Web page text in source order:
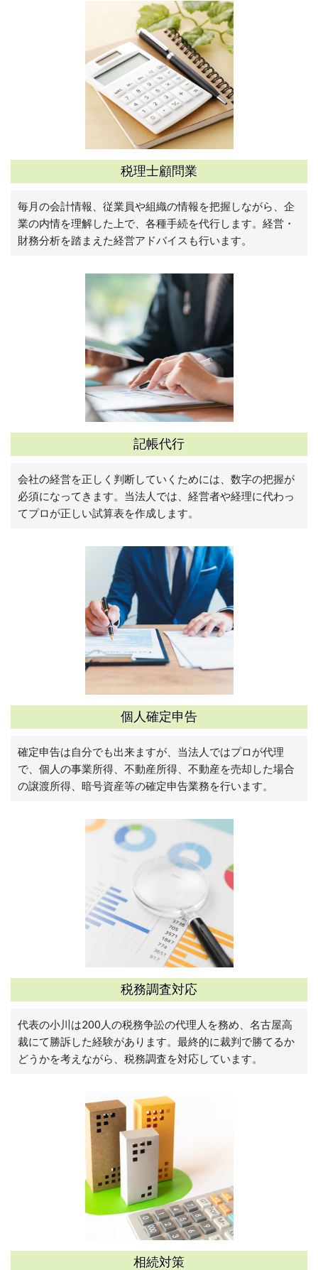
税理士顧問業
毎月の会計情報、従業員や組織の情報を把握しながら、企
業の内情を理解した上で、各種手続を代行します。 経営・
財務分析を踏まえた経営アドバイスも行います。
記帳代行
会社の経営を正しく判断していくためには、数字の把握が
必須になってきます。当法人では、経営者や経理に代わっ
てプロが正しい試算表を作成します。
個人確定申告
確定申告は自分でも出来ますが、当法人ではプロが代理
で、個人の事業所得、不動産所得、不動産を売却した場合
の譲渡所得、暗号資産等の確定申告業務を行います。
税務調査対応
代表の小川は200人の税務争訟の代理人を務め、名古屋高
裁にて勝訴した経験があります。最終的に裁判で勝てるか
どうかを考えながら、税務調査を対応しています。
相続対策